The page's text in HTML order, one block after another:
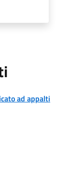
ad appalti